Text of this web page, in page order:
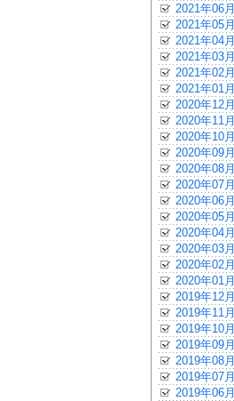
2021年06月
2021年05月
2021年04月
2021年03月
2021年02月
2021年01月
2020年12月
2020年11月
2020年10月
2020年09月
2020年08月
2020年07月
2020年06月
2020年05月
2020年04月
2020年03月
2020年02月
2020年01月
2019年12月
2019年11月
2019年10月
2019年09月
2019年08月
2019年07月
2019年06月